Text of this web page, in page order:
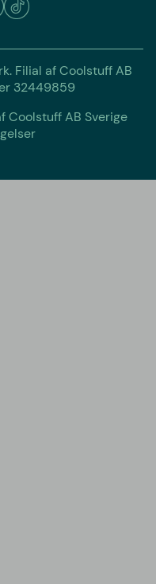
Filial af Coolstuff AB
32449859
Coolstuff AB Sverige